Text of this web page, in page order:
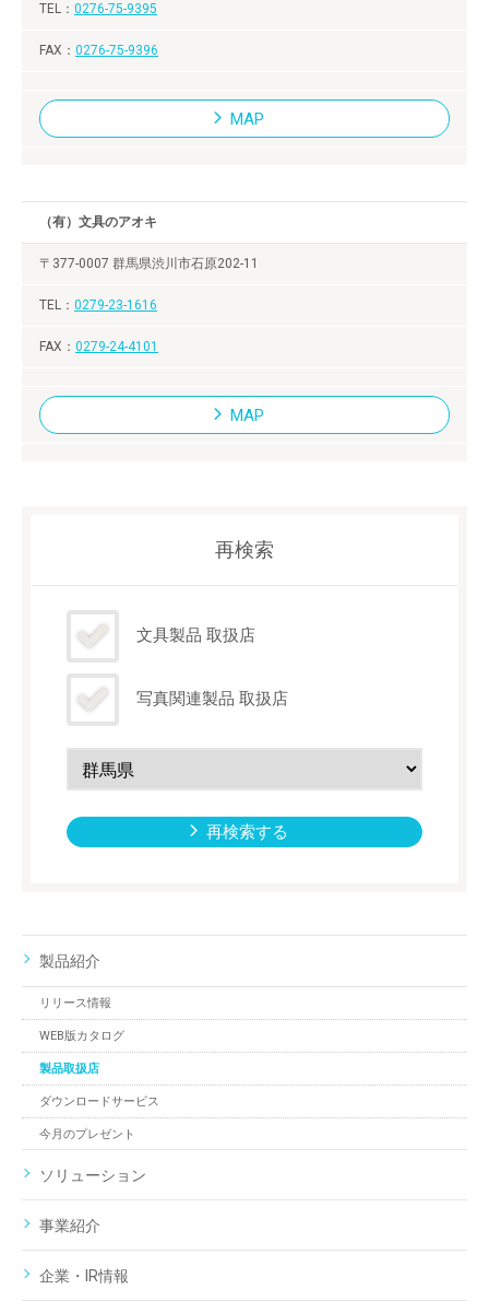
0276-75-9395
0276-75-9396
MAP
（有）文具のアオキ
〒377-0007 群馬県渋川市石原202-11
0279-23-1616
0279-24-4101
MAP
再検索
文具製品 取扱店
写真関連製品 取扱店
再検索する
製品紹介
リリース情報
WEB版カタログ
製品取扱店
ダウンロードサービス
今月のプレゼント
ソリューション
事業紹介
企業・IR情報